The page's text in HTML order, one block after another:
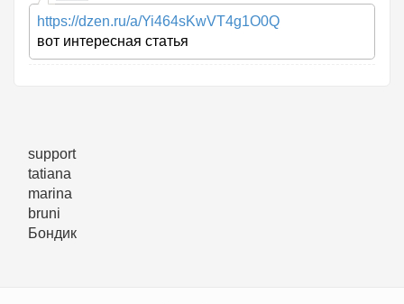
https://dzen.ru/a/Yi464sKwVT4g1O0Q
вот интересная статья
support
tatiana
marina
bruni
Бондик